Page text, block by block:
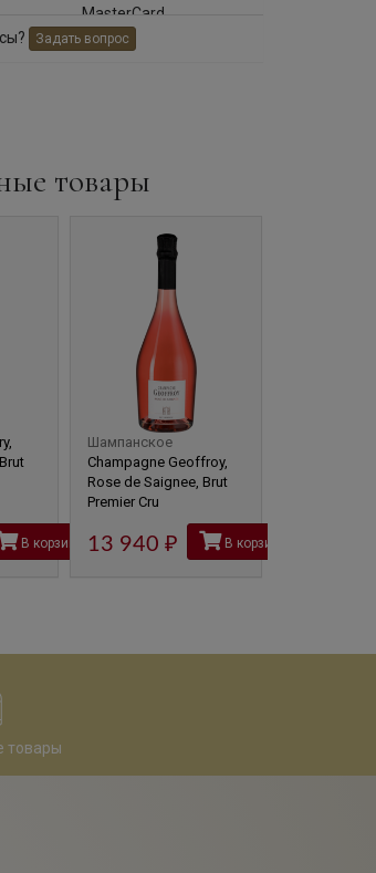
Задать вопрос
товары
рубВ корзину
Шампанское
Champagne Geoffroy,
Rose de Saignee, Brut
Premier Cru
13 940 рубВ корзину
товары